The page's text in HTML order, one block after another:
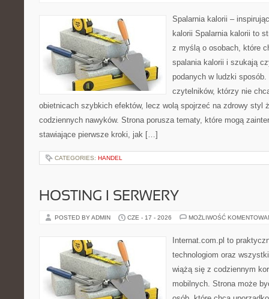
Spalarnia kalorii –
kalorii Spalarnia kalorii to
z myślą o osobach, które
spalania kalorii i szukają
podanych w ludzki sposób.
czytelników, którzy nie
obietnicach szybkich efektów, lecz wolą spojrzeć na zdrowy styl
codziennych nawyków. Strona porusza tematy, które mogą
stawiające pierwsze kroki, jak […]
CATEGORIES: HANDEL
HOSTING I SERWERY
POSTED BY ADMIN CZE - 17 - 2026 MOŻLIWOŚĆ
Internat.com.pl to
technologiom oraz
wiążą się z codziennym
mobilnych. Strona może